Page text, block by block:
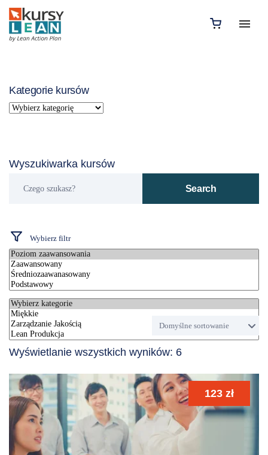
Kategorie kursów
Wyszukiwarka kursów
szukasz?
Search
Wybierz filtr
Wyświetlanie wszystkich wyników: 6
123 zł